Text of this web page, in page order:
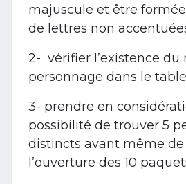
majuscule et être
de lettres non
2- vérifier l’existence du
personnage dans le
3- prendre en
possibilité de trouver 5
distincts avant même
l’ouverture des 10